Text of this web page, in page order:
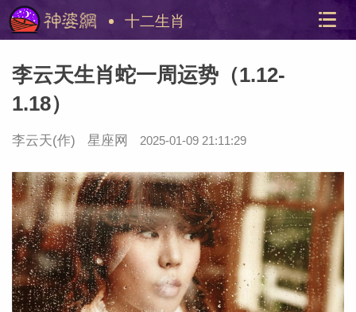
美国神
十二生肖
站内导
李云天生肖蛇一周运势（1.12-
1.18）
李云天(作) 星座网 2025-01-09 21:11:29